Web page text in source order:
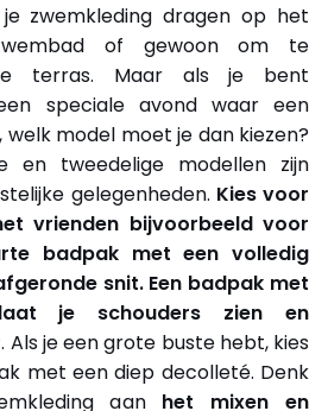
zwemkleding dragen op het
of gewoon om te
terras. Maar als je bent
speciale avond waar een
welk model moet je dan kiezen?
en tweedelige modellen zijn
gelegenheden. Kies voor
vrienden bijvoorbeeld voor
badpak met een volledig
snit. Een badpak met
je schouders zien en
. Als je een grote buste hebt, kies
met een diep decolleté. Denk
aan het mixen en